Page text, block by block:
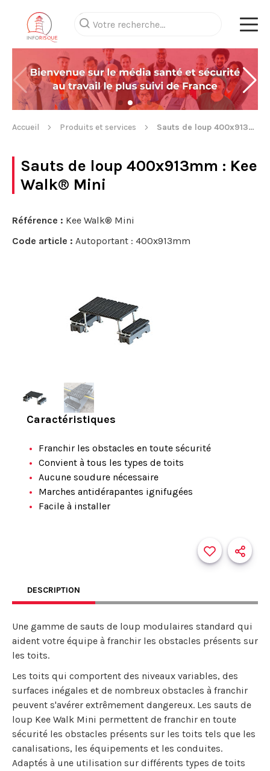
Accueil Produits et services Sauts de loup 400x913mm
Sauts de loup 400x913mm : Kee
Walk® Mini
Référence : Kee Walk® Mini
Code article : Autoportant : 400x913mm
Caractéristiques
Franchir les obstacles en toute sécurité
Convient à tous les types de toits
Aucune soudure nécessaire
Marches antidérapantes ignifugées
Facile à installer
DESCRIPTION
Une gamme de sauts de loup modulaires standard qui
aident votre équipe à franchir les obstacles présents sur
les toits.
Les toits qui comportent des niveaux variables, des
surfaces inégales et de nombreux obstacles à franchir
peuvent s'avérer extrêmement dangereux. Les sauts de
loup Kee Walk Mini permettent de franchir en toute
sécurité les obstacles présents sur les toits tels que les
canalisations, les équipements et les conduites.
Adaptés à une utilisation sur différents types de toits